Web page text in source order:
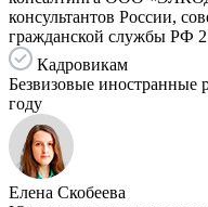
консультантов России,
гражданской службы РФ 2
Кадровикам
Безвизовые иностранные
году
Елена Скобеева